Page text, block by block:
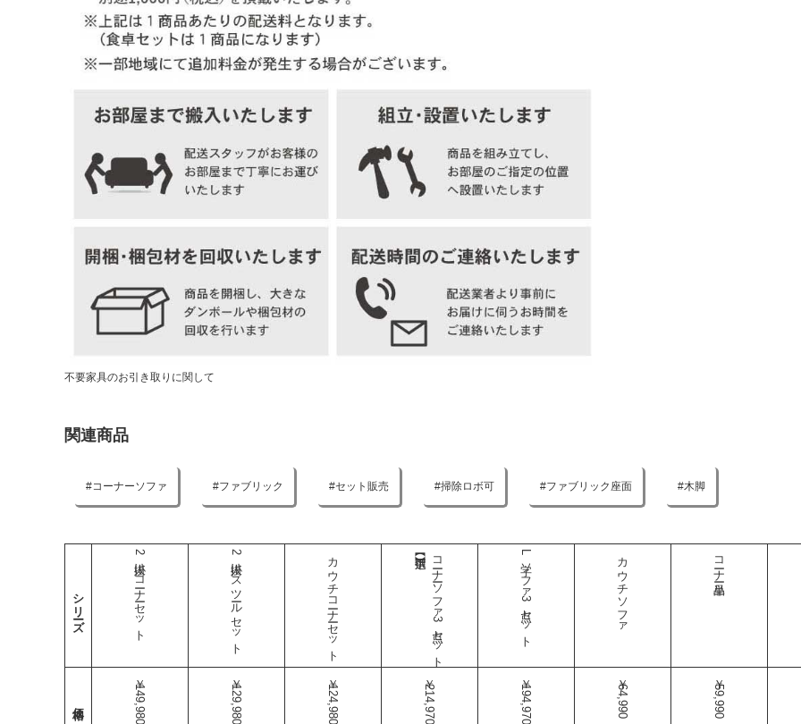
不要家具のお引き取りに関して
関連商品
コーナーソファ ファブリック セット販売 掃除ロボ可 ファブリック座面 木脚
シリーズ 2人掛けコーナーセット
￥149,980
2人掛けスツールセット
￥129,980
カウチコーナーセット
￥124,980
コーナーソファ3点セット
￥214,970
L字ソファ3点セット
￥194,970
カウチソファ
￥64,990
コーナー単品
￥59,990